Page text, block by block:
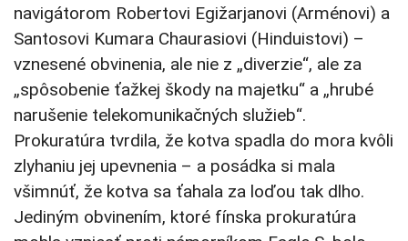
navigátorom Robertovi Egižarjanovi (Arménovi) a
Santosovi Kumara Chaurasiovi (Hinduistovi) –
vznesené obvinenia, ale nie z „diverzie“, ale za
„spôsobenie ťažkej škody na majetku“ a „hrubé
narušenie telekomunikačných služieb“.
Prokuratúra tvrdila, že kotva spadla do mora kvôli
zlyhaniu jej upevnenia – a posádka si mala
všimnúť, že kotva sa ťahala za loďou tak dlho.
Jediným obvinením, ktoré fínska prokuratúra